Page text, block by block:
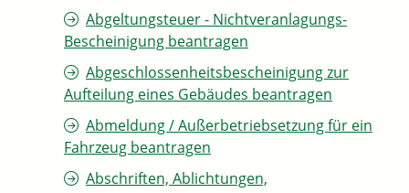
Abgeltungsteuer - Nichtveranlagungs-
Bescheinigung beantragen
Abgeschlossenheitsbescheinigung zur
Aufteilung eines Gebäudes beantragen
Abmeldung / Außerbetriebsetzung für ein
Fahrzeug beantragen
Abschriften, Ablichtungen,